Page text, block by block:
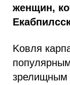
женщин,
Kовля
зрелищным